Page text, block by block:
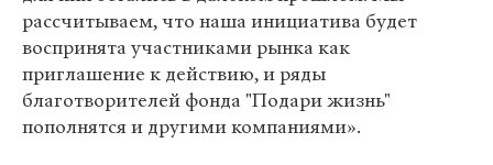
рассчитываем, что наша инициатива будет
воспринята участниками рынка как
приглашение к действию, и ряды
благотворителей фонда "Подари жизнь"
пополнятся и другими компаниями».